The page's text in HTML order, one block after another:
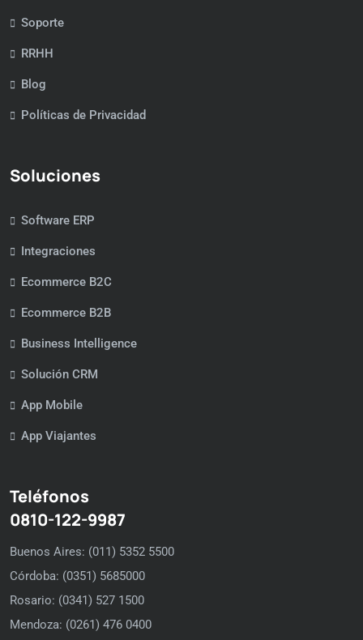
Soporte
RRHH
Blog
Políticas de Privacidad
Soluciones
Software ERP
Integraciones
Ecommerce B2C
Ecommerce B2B
Business Intelligence
Solución CRM
App Mobile
App Viajantes
Teléfonos
0810-122-9987
Buenos Aires: (011) 5352 5500
Córdoba: (0351) 5685000
Rosario: (0341) 527 1500
Mendoza: (0261) 476 0400